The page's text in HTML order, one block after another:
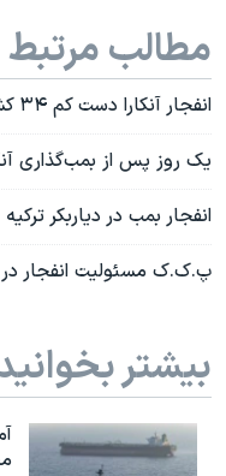
مطالب مرتبط
انفجار آنکارا دست کم ۳۴ کشته برجای گذاشت، آمریکا محکوم کرد
یک روز پس از بمب‌گذاری
انفجار بمب در دیاربکر
پ.ک.ک مسئولیت انفجار در
بیشتر